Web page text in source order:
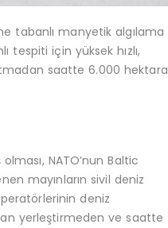
tabanlı manyetik algılama
tespiti için yüksek hızlı,
saatte 6.000 hektara
NATO’nun Baltic
mayınların sivil deniz
deniz
yerleştirmeden ve saatte